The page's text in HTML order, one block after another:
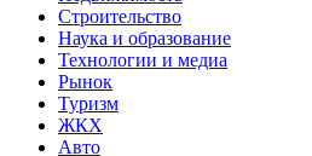
Строительство
Наука и образование
Технологии и медиа
Рынок
Туризм
ЖКХ
Авто